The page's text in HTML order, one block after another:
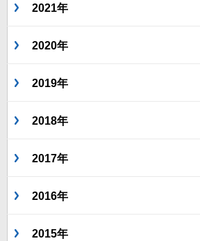
2021年
2020年
2019年
2018年
2017年
2016年
2015年